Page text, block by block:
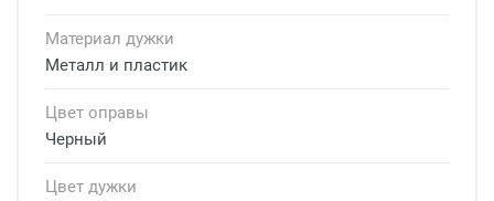
Материал дужки
Металл и пластик
Цвет оправы
Черный
Цвет дужки